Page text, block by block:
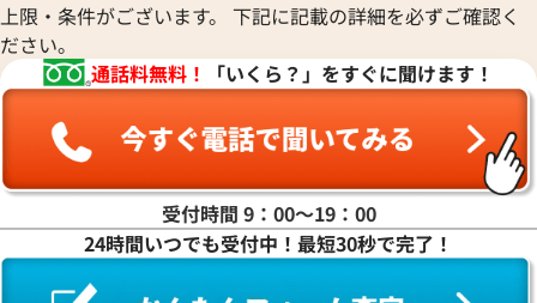
上限・条件がございます。 下記に記載の詳細を必ずご確認く
ださい。
通話料無料！
「いくら？」をすぐに聞けます！
受付時間 9：00〜19：00
24時間いつでも受付中！最短30秒で完了！